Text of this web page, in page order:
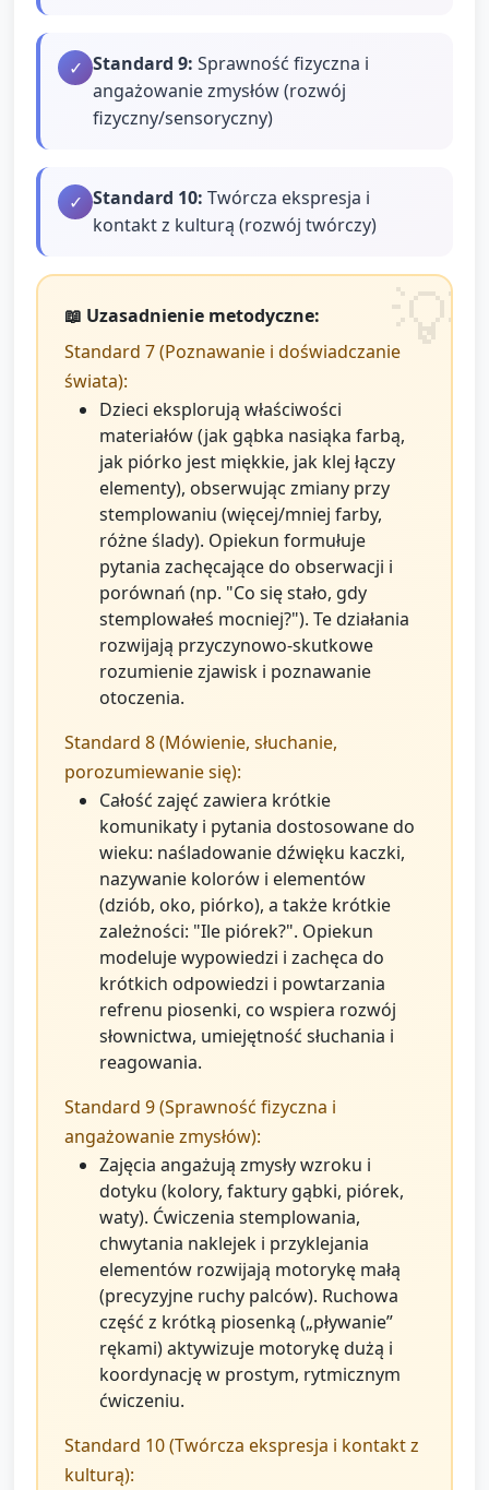
✓ Standard 9: Sprawność fizyczna i
angażowanie zmysłów (rozwój
fizyczny/sensoryczny)
✓ Standard 10: Twórcza ekspresja i
kontakt z kulturą (rozwój twórczy)
📖 Uzasadnienie metodyczne:
Standard 7 (Poznawanie i doświadczanie
świata):
Dzieci eksplorują właściwości
materiałów (jak gąbka nasiąka farbą,
jak piórko jest miękkie, jak klej łączy
elementy), obserwując zmiany przy
stemplowaniu (więcej/mniej farby,
różne ślady). Opiekun formułuje
pytania zachęcające do obserwacji i
porównań (np. "Co się stało, gdy
stemplowałeś mocniej?"). Te działania
rozwijają przyczynowo-skutkowe
rozumienie zjawisk i poznawanie
otoczenia.
Standard 8 (Mówienie, słuchanie,
porozumiewanie się):
Całość zajęć zawiera krótkie
komunikaty i pytania dostosowane do
wieku: naśladowanie dźwięku kaczki,
nazywanie kolorów i elementów
(dziób, oko, piórko), a także krótkie
zależności: "Ile piórek?". Opiekun
modeluje wypowiedzi i zachęca do
krótkich odpowiedzi i powtarzania
refrenu piosenki, co wspiera rozwój
słownictwa, umiejętność słuchania i
reagowania.
Standard 9 (Sprawność fizyczna i
angażowanie zmysłów):
Zajęcia angażują zmysły wzroku i
dotyku (kolory, faktury gąbki, piórek,
waty). Ćwiczenia stemplowania,
chwytania naklejek i przyklejania
elementów rozwijają motorykę małą
(precyzyjne ruchy palców). Ruchowa
część z krótką piosenką („pływanie”
rękami) aktywizuje motorykę dużą i
koordynację w prostym, rytmicznym
ćwiczeniu.
Standard 10 (Twórcza ekspresja i kontakt z
kulturą):